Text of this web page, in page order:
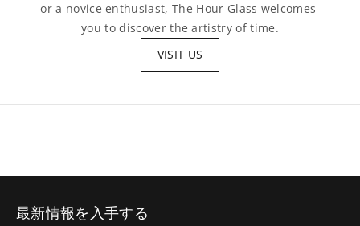
or a novice enthusiast, The Hour Glass welcomes
you to discover the artistry of time.
VISIT US
最新情報を入手する